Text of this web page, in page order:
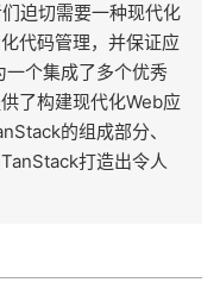
迫切需要一种现代化
代码管理，并保证应
个集成了多个优秀
了构建现代化Web应
的组成部分、
打造出令人